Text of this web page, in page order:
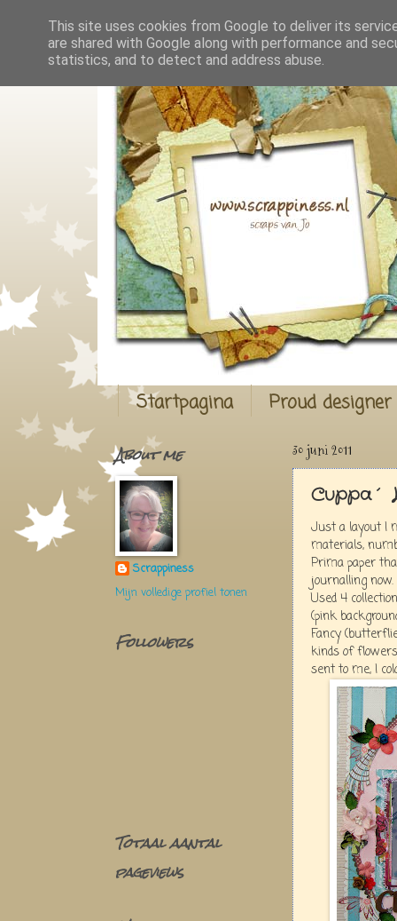
Startpagina Proud
30 juni 2011
Cuppa´
Just a layout I
materials,
Prima paper
journalling now.
Used 4
(pink
Fancy
kinds of
sent to me, I
About me
Scrappiness
Mijn volledige profiel tonen
Followers
Totaal aantal
pageviews
This site uses cookies from Google to deliver its
are shared with Google along with performance and
statistics, and to detect and address abuse.